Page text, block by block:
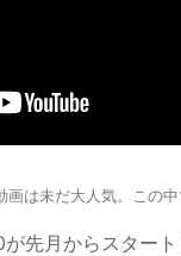
は未だ大人気。この中
先月からスター